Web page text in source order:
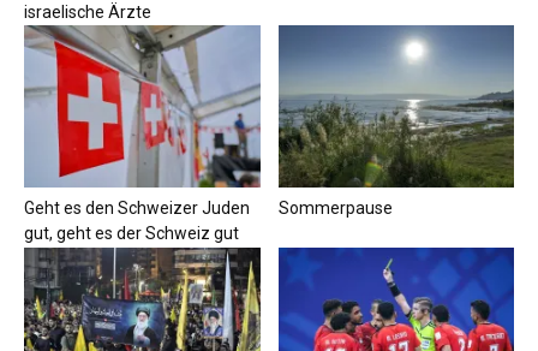
israelische Ärzte
Geht es den Schweizer Juden
gut, geht es der Schweiz gut
Sommerpause